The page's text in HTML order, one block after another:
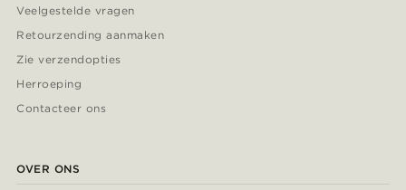
Veelgestelde vragen
Retourzending aanmaken
Zie verzendopties
Herroeping
Contacteer ons
OVER ONS